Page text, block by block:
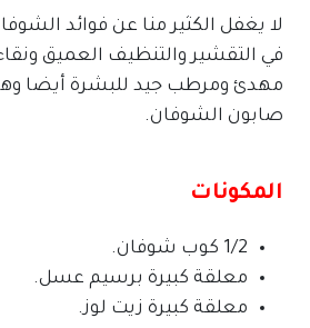
لا يغفل الكثير منا عن فوائد
في التقشير والتنظيف العميق
مهدئ ومرطب جيد للبشرة أيضا
صابون الشوفان.
المكونات
1/2 كوب شوفان.
معلقة كبيرة برسيم عسل.
معلقة كبيرة زيت لوز.